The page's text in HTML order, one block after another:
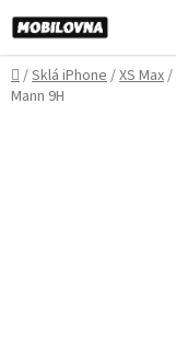
Prejsť
na
obsah
Domov
/Sklá iPhone/XS Max/
Mann 9H